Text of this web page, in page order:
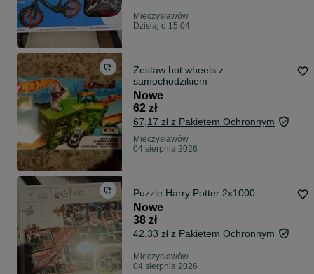
Mieczysławów
Dzisiaj o 15:04
Zestaw hot wheels z
samochodzikiem
Nowe
62 zł
67,17 zł z Pakietem Ochronnym
Mieczysławów
04 sierpnia 2026
Puzzle Harry Potter 2x1000
Nowe
38 zł
42,33 zł z Pakietem Ochronnym
Mieczysławów
04 sierpnia 2026